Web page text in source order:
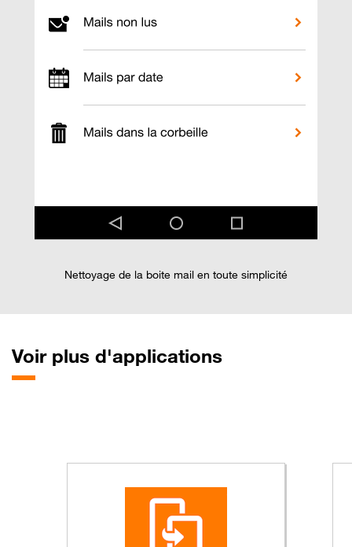
Nettoyage de la boite mail en toute simplicité
Voirplus d'applications